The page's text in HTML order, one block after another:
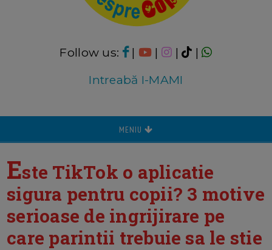
Follow us: | | |
|
Intreabă I-MAMI
MENIU
Este TikTok o aplicatie
sigura pentru copii? 3 motive
serioase de ingrijirare pe
care parintii trebuie sa le stie